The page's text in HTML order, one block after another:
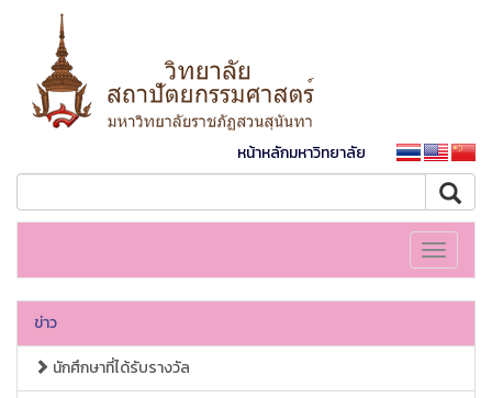
หน้าหลักมหาวิทยาลัย
Toggle
ข่าว
นักศึกษาที่ได้รับรางวัล